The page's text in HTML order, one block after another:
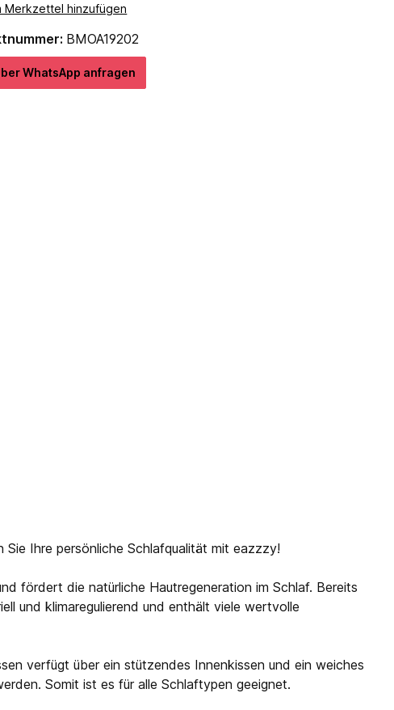
Merkzettel hinzufügen
BMOA19202
WhatѕApp anfragеn
Sie Ihre persönliche Schlafqualität mit eazzzy!
fördert die natürliche Hautregeneration im Schlaf. Bereits
und klimaregulierend und enthält viele wertvolle
verfügt über ein stützendes Innenkissen und ein weiches
Somit ist es für alle Schlaftypen geeignet.